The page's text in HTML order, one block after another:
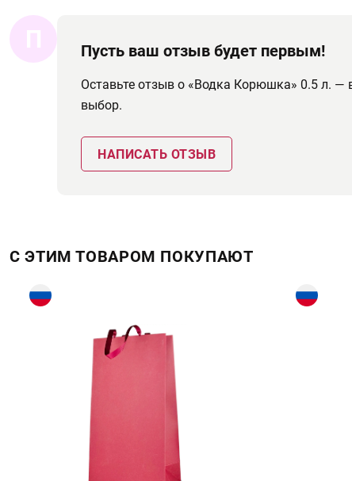
П Пусть ваш отзыв будет первым!
Оставьте отзыв о «Водка Корюшка» 0.5 л.
выбор.
НАПИСАТЬ ОТЗЫВ
С ЭТИМ ТОВАРОМ ПОКУПАЮТ